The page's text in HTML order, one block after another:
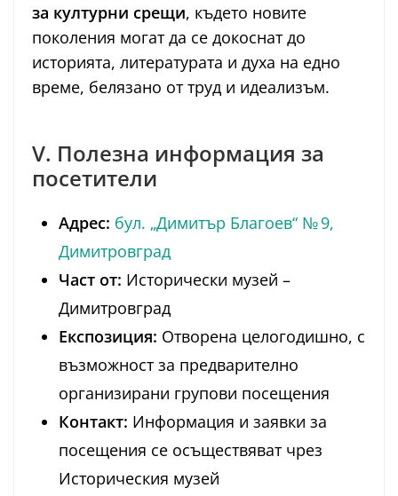
за културни срещи, където новите
поколения могат да се докоснат до
историята, литературата и духа на едно
време, белязано от труд и идеализъм.
V. Полезна информация за
посетители
Адрес: бул. „Димитър Благоев“ № 9,
Димитровград
Част от: Исторически музей –
Димитровград
Експозиция: Отворена целогодишно, с
възможност за предварително
организирани групови посещения
Контакт: Информация и заявки за
посещения се осъществяват чрез
Историческия музей